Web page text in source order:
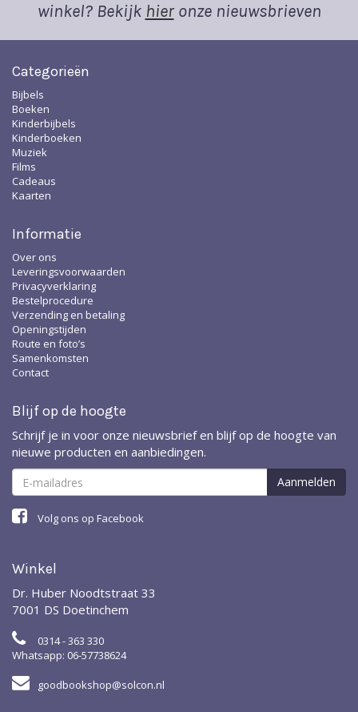
winkel? Bekijk hieronze nieuwsbrieven
Categorieën
Bijbels
Boeken
Kinderbijbels
Kinderboeken
Muziek
Films
Cadeaus
Kaarten
Informatie
Over ons
Leveringsvoorwaarden
Privacyverklaring
Bestelprocedure
Verzending en betaling
Openingstijden
Route en foto’s
Samenkomsten
Contact
Blijf op de hoogte
Schrijf je in voor onze nieuwsbrief en blijf op de hoogte van
nieuwe producten en aanbiedingen.
Volg ons op Facebook
Winkel
Dr. Huber Noodtstraat 33
7001 DS Doetinchem
0314 - 363 330
Whatsapp: 06-57738624
goodbookshop@solcon.nl